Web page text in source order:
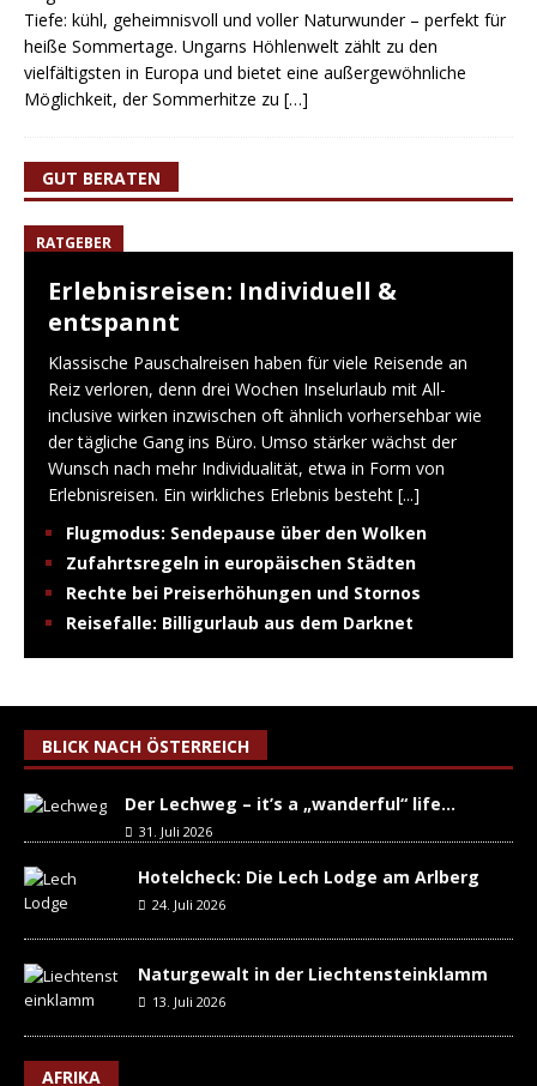
Tiefe: kühl, geheimnisvoll und voller Naturwunder – perfekt für
heiße Sommertage. Ungarns Höhlenwelt zählt zu den
vielfältigsten in Europa und bietet eine außergewöhnliche
Möglichkeit, der Sommerhitze zu […]
GUT BERATEN
RATGEBER
Erlebnisreisen: Individuell &
entspannt
Klassische Pauschalreisen haben für viele Reisende an
Reiz verloren, denn drei Wochen Inselurlaub mit All-
inclusive wirken inzwischen oft ähnlich vorhersehbar wie
der tägliche Gang ins Büro. Umso stärker wächst der
Wunsch nach mehr Individualität, etwa in Form von
Erlebnisreisen. Ein wirkliches Erlebnis besteht [...]
Flugmodus: Sendepause über den Wolken
Zufahrtsregeln in europäischen Städten
Rechte bei Preiserhöhungen und Stornos
Reisefalle: Billigurlaub aus dem Darknet
BLICK NACH ÖSTERREICH
Der Lechweg – it’s a „wanderful“ life…
31. Juli 2026
Hotelcheck: Die Lech Lodge am Arlberg
24. Juli 2026
Naturgewalt in der Liechtensteinklamm
13. Juli 2026
AFRIKA